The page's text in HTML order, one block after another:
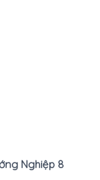
Nghiệp 8